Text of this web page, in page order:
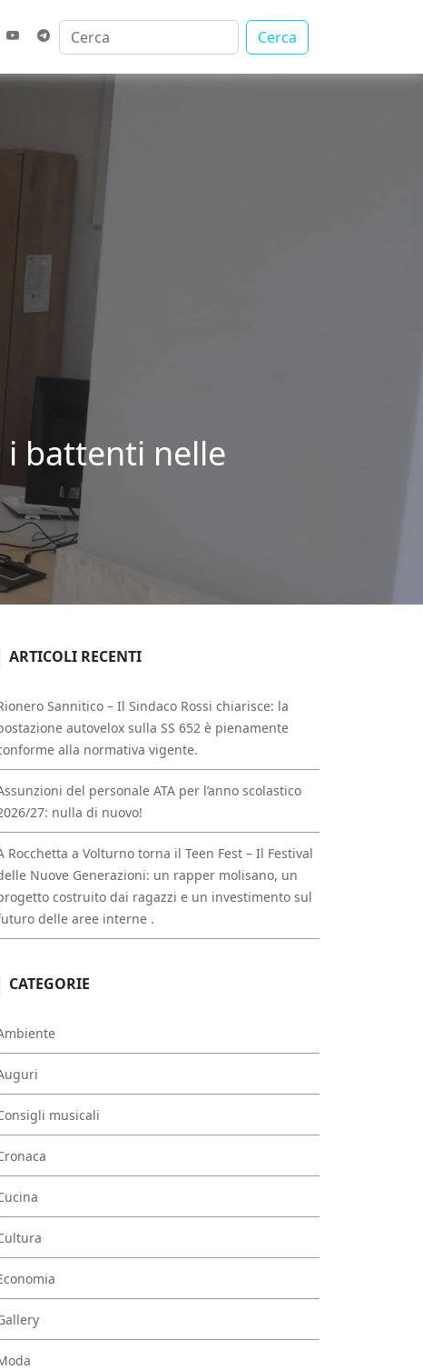
Cerca
i battenti nelle
ARTICOLI RECENTI
Sannitico – Il Sindaco Rossi chiarisce: la
autovelox sulla SS 652 è pienamente
alla normativa vigente.
del personale ATA per l’anno scolastico
27: nulla di nuovo!
Rocchetta a Volturno torna il Teen Fest – Il Festival
Nuove Generazioni: un rapper molisano, un
costruito dai ragazzi e un investimento sul
delle aree interne .
CATEGORIE
musicali